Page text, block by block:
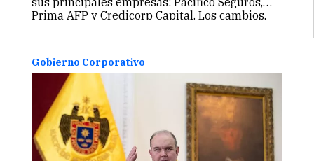
Prima AFP y Credicorp Capital. Los cambios,
2026, buscan asegurar una…Continuar
Gobierno Corporativo